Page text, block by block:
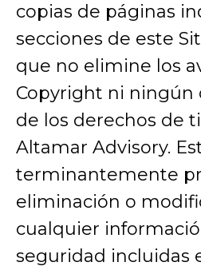
copias de páginas
secciones de este
que no elimine los
Copyright ni ningún
de los derechos de
Altamar Advisory.
terminantemente
eliminación o
cualquier
seguridad incluidas